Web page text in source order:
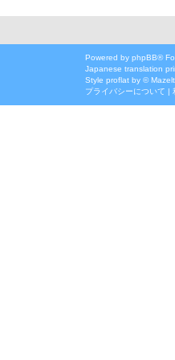
Powered by phpBB®
Japanese translation
Style proflat by ©
プライバシーについて |